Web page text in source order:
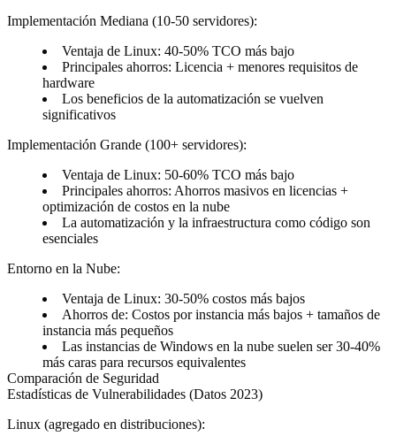
Implementación Mediana (10-50 servidores):
Ventaja de Linux: 40-50% TCO más bajo
Principales ahorros: Licencia + menores requisitos de
hardware
Los beneficios de la automatización se vuelven
significativos
Implementación Grande (100+ servidores):
Ventaja de Linux: 50-60% TCO más bajo
Principales ahorros: Ahorros masivos en licencias +
optimización de costos en la nube
La automatización y la infraestructura como código son
esenciales
Entorno en la Nube:
Ventaja de Linux: 30-50% costos más bajos
Ahorros de: Costos por instancia más bajos + tamaños de
instancia más pequeños
Las instancias de Windows en la nube suelen ser 30-40%
más caras para recursos equivalentes
Comparación de Seguridad
Estadísticas de Vulnerabilidades (Datos 2023)
Linux (agregado en distribuciones):